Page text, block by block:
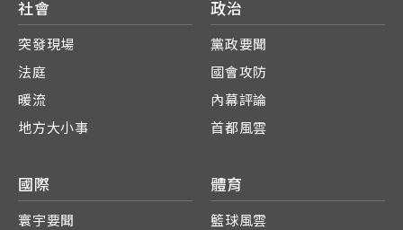
社會
突發現場
法庭
暖流
地方大小事
政治
黨政要聞
國會攻防
內幕評論
首都風雲
國際
寰宇要聞
體育
籃球風雲